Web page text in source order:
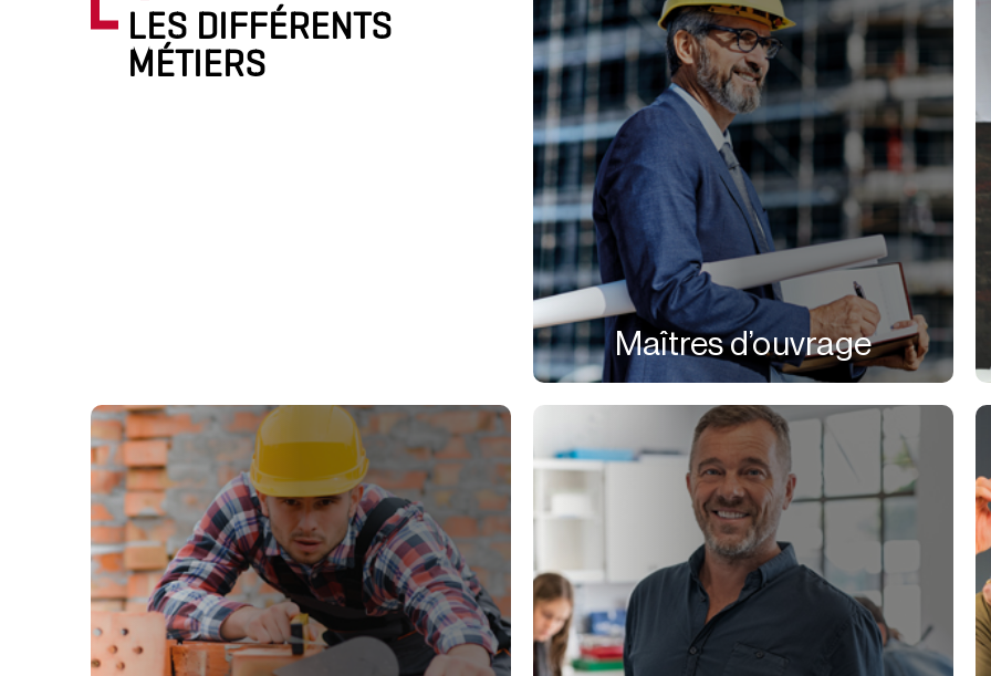
LES DIFFÉRENTS
MÉTIERS
Maîtres d’ouvrage